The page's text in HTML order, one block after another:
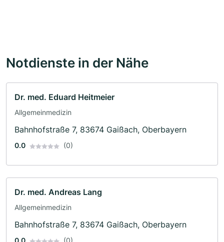
Notdienste in der Nähe
Dr. med. Eduard Heitmeier
Allgemeinmedizin
Bahnhofstraße 7, 83674 Gaißach, Oberbayern
0.0 (0)
Dr. med. Andreas Lang
Allgemeinmedizin
Bahnhofstraße 7, 83674 Gaißach, Oberbayern